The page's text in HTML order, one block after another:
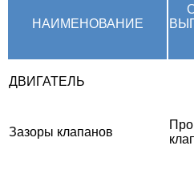
НАИМЕНОВАНИЕ
ДВИГАТЕЛЬ
Зазоры клапанов